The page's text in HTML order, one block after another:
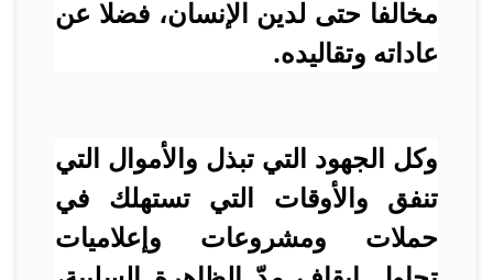
مخالفا حتى لدين الإنسان، فضلا عن
عاداته وتقاليده.
وكل الجهود التي تبذل والأموال التي
تنفق والأوقات التي تستهلك في
حملات ومشروعات وإعلاميات